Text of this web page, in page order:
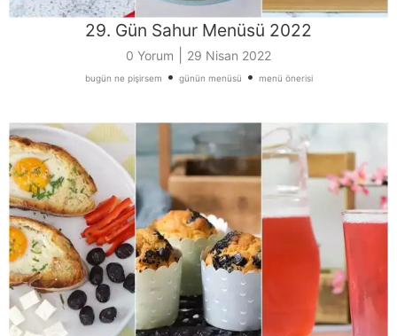
29. Gün Sahur Menüsü 2022
0 Yorum 29 Nisan 2022
bugün ne pişirsem • günün menüsü • menü önerisi